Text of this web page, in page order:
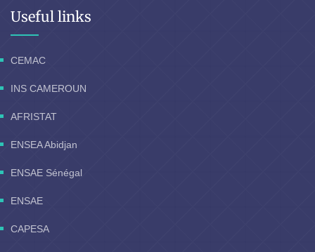
Useful links
CEMAC
INS CAMEROUN
AFRISTAT
ENSEA Abidjan
ENSAE Sénégal
ENSAE
CAPESA